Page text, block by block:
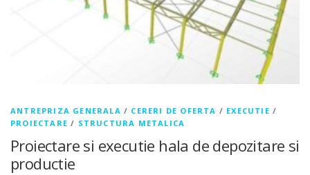
ANTREPRIZA GENERALA / CERERI DE OFERTA / EXECUTIE /
PROIECTARE / STRUCTURA METALICA
Proiectare si executie hala de depozitare si
productie